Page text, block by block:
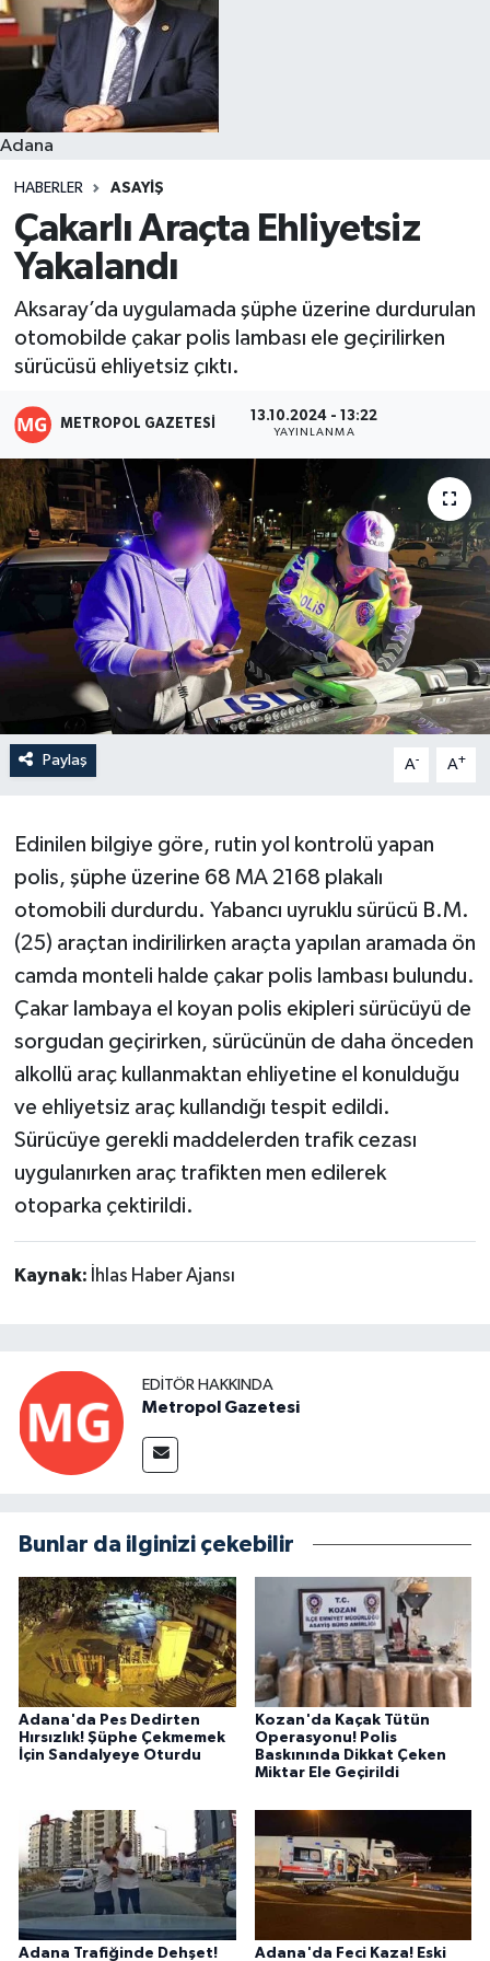
Adana
HABERLER ASAYIŞ
Çakarlı Araçta Ehliyetsiz
Yakalandı
Aksaray’da uygulamada şüphe üzerine durdurulan
otomobilde çakar polis lambası ele geçirilirken
sürücüsü ehliyetsiz çıktı.
METROPOL GAZETESI 13.10.2024 - 13:22
YAYINLANMA
Paylaş A- A+
Edinilen bilgiye göre, rutin yol kontrolü yapan
polis, şüphe üzerine 68 MA 2168 plakalı
otomobili durdurdu. Yabancı uyruklu sürücü B.M.
(25) araçtan indirilirken araçta yapılan aramada ön
camda monteli halde çakar polis lambası bulundu.
Çakar lambaya el koyan polis ekipleri sürücüyü de
sorgudan geçirirken, sürücünün de daha önceden
alkollü araç kullanmaktan ehliyetine el konulduğu
ve ehliyetsiz araç kullandığı tespit edildi.
Sürücüye gerekli maddelerden trafik cezası
uygulanırken araç trafikten men edilerek
otoparka çektirildi.
Kaynak: İhlas Haber Ajansı
EDITÖR HAKKINDA
Metropol Gazetesi
Bunlar da ilginizi çekebilir
Adana'da Pes Dedirten
Hırsızlık! Şüphe Çekmemek
İçin Sandalyeye Oturdu
Kozan'da Kaçak Tütün
Operasyonu! Polis
Baskınında Dikkat Çeken
Miktar Ele Geçirildi
Adana Trafiğinde Dehşet! Adana'da Feci Kaza! Eski
Resmi İlanlar